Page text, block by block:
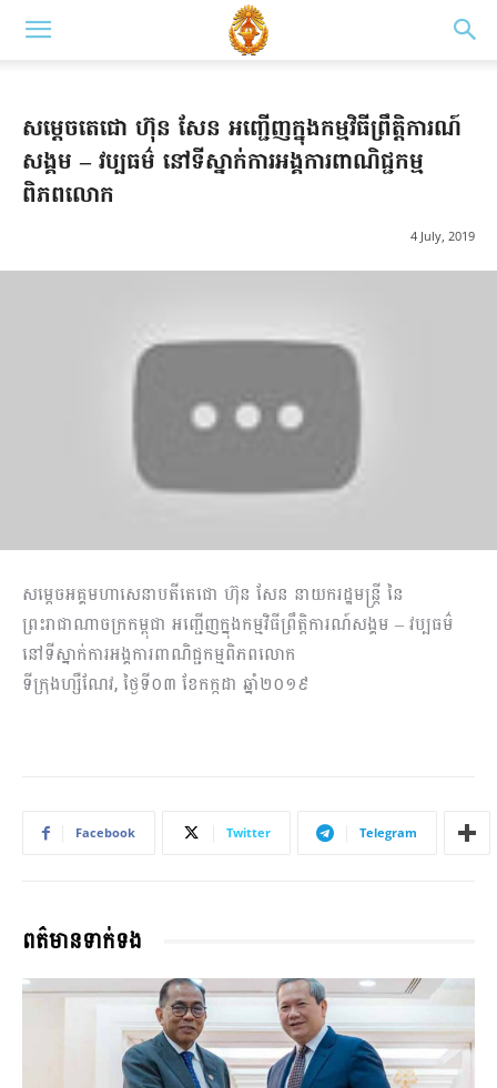
សម្តេច​តេជោ ហ៊ុន សែន អញ្ជើញក្នុងកម្មវិធីព្រឹត្តិការណ៍
សង្គម – វប្បធម៌ នៅទីស្នាក់ការអង្គការពាណិជ្ជកម្ម
ពិភពលោក
4 July, 2019
សម្តេចអគ្គមហាសេនាបតីតេជោ ហ៊ុន សែន នាយករដ្ឋមន្រ្តី នៃ
ព្រះរាជាណាចក្រកម្ពុជា អញ្ជើញក្នុងកម្មវិធីព្រឹត្តិការណ៍សង្គម – វប្បធម៌
នៅទីស្នាក់ការអង្គការពាណិជ្ជកម្មពិភពលោក
ទីក្រុងហ្សឺណែវ, ថ្ងៃទី០៣ ខែកក្កដា ឆ្នាំ២០១៩
Facebook Twitter Telegram
ពត៌មានទាក់ទង